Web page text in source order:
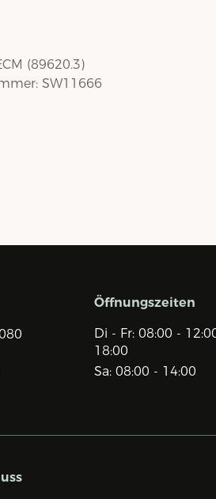
(89620.3)
SW11666
Öffnungszeiten
Di - Fr: 08:00 -
18:00
Sa: 08:00 - 14:00